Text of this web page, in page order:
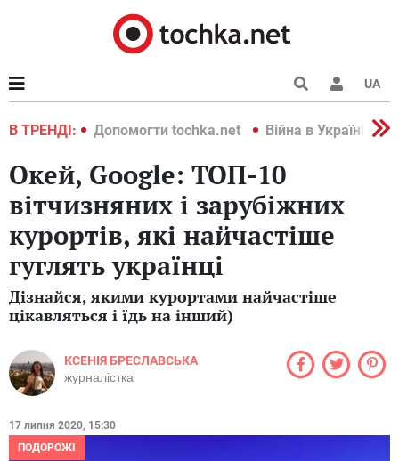
UA
В ТРЕНДІ:
2022 Допомогти tochka.net Війна в Україні 2022
Окей, Google: ТОП-10
вітчизняних і зарубіжних
курортів, які найчастіше
гуглять українці
Дізнайся, якими курортами найчастіше
цікавляться і їдь на інший)
КСЕНІЯ БРЕСЛАВСЬКА
журналістка
17 липня 2020, 15:30
ПОДОРОЖІ